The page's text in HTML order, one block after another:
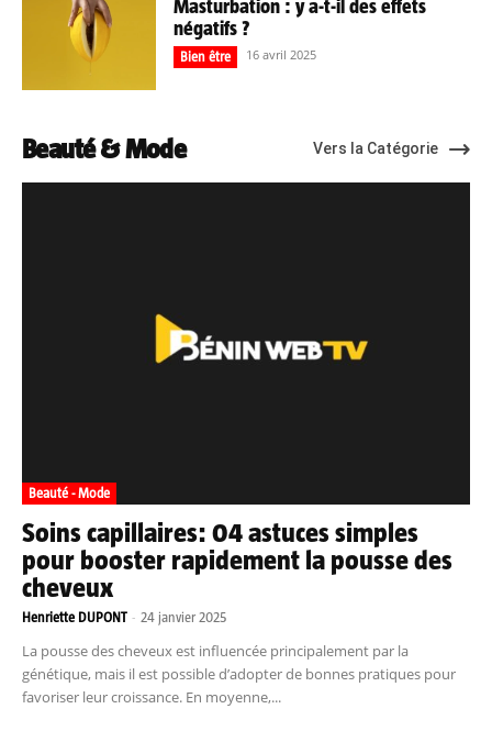
Masturbation : y a-t-il des effets
négatifs ?
Bien être 16 avril 2025
Beauté & Mode Vers la Catégorie
Beauté - Mode
Soins capillaires: 04 astuces simples
pour booster rapidement la pousse des
cheveux
Henriette DUPONT - 24 janvier 2025
La pousse des cheveux est influencée principalement par la
génétique, mais il est possible d’adopter de bonnes pratiques pour
favoriser leur croissance. En moyenne,...